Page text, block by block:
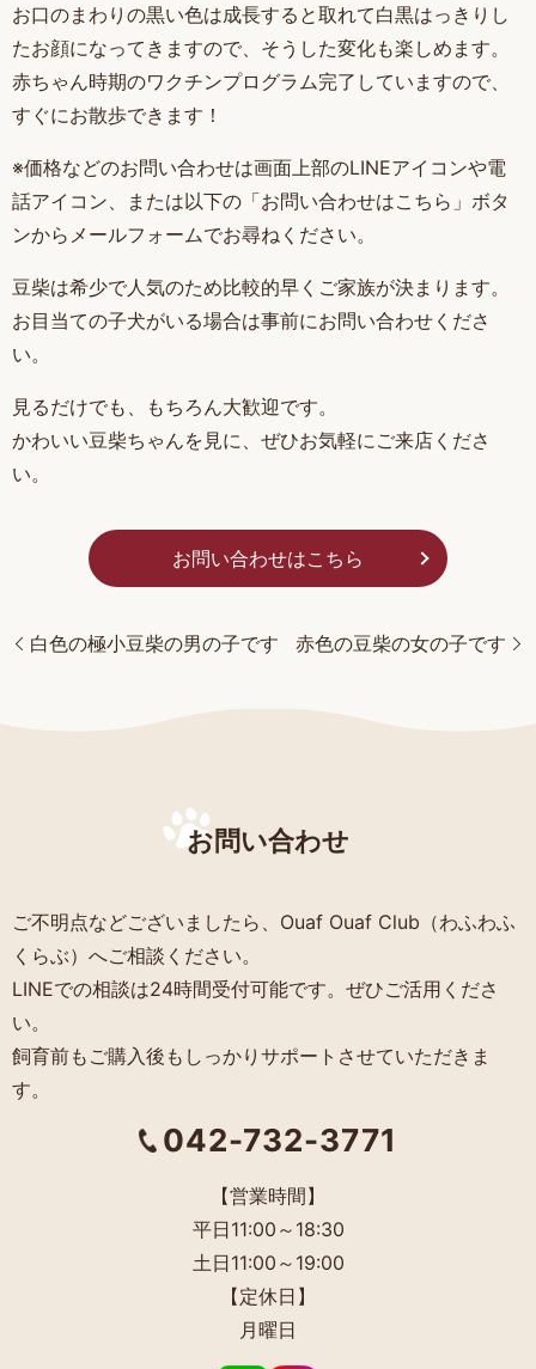
お口のまわりの黒い色は成長すると取れて白黒はっきりし
たお顔になってきますので、そうした変化も楽しめます。
赤ちゃん時期のワクチンプログラム完了していますので、
すぐにお散歩できます！
※価格などのお問い合わせは画面上部のLINEアイコンや電
話アイコン、または以下の「お問い合わせはこちら」ボタ
ンからメールフォームでお尋ねください。
豆柴は希少で人気のため比較的早くご家族が決まります。
お目当ての子犬がいる場合は事前にお問い合わせくださ
い。
見るだけでも、もちろん大歓迎です。
かわいい豆柴ちゃんを見に、ぜひお気軽にご来店くださ
い。
お問い合わせはこちら
白色の極小豆柴の男の子です 赤色の豆柴の女の子です
お問い合わせ
ご不明点などございましたら、Ouaf Ouaf Club（わふわふ
くらぶ）へご相談ください。
LINEでの相談は24時間受付可能です。ぜひご活用くださ
い。
飼育前もご購入後もしっかりサポートさせていただきま
す。
042-732-3771
【営業時間】
平日11:00～18:30
土日11:00～19:00
【定休日】
月曜日